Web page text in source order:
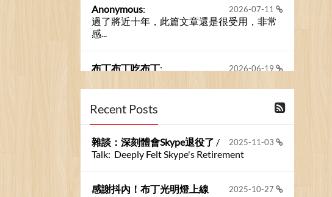
2026-07-11
Anonymous:
過了將近十年，此篇文章還是很受用，非常
感...
2026-06-19
布丁布丁吃布丁:
2026-06-18
布丁布丁吃布丁
kage好像也可以下載整個網站 感謝分享
Anonymous
Recent Posts
2025-11-03
雜談：深刻體會Skype退役了 /
Talk: Deeply Felt Skype's Retirement
2025-10-27
感謝抖內！布丁光明燈上線